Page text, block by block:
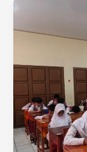
dan
Manners)
Melalui
Sesi
Makan
Bergizi
Gratis